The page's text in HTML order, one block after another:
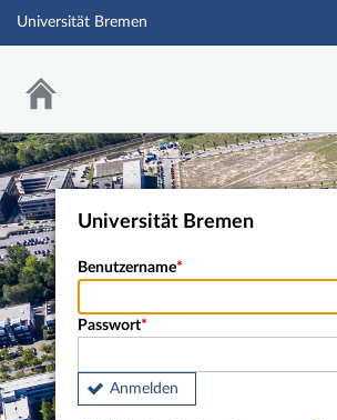
Universität Bremen
Universität Bremen
Benutzername
Passwort
Anmelden